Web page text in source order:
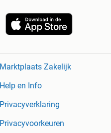
Marktplaats Zakelijk
Help en Info
Privacyverklaring
Privacyvoorkeuren